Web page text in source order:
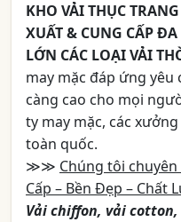
KHO VẢI THỤC TRANG
XUẤT & CUNG CẤP
LỚN CÁC LOẠI VẢI
may mặc đáp ứng
càng cao cho mọi
ty may mặc, các
toàn quốc.
≫≫ Chúng tôi chuyên
Cấp – Bền Đẹp – Chất
Vải chiffon, vải